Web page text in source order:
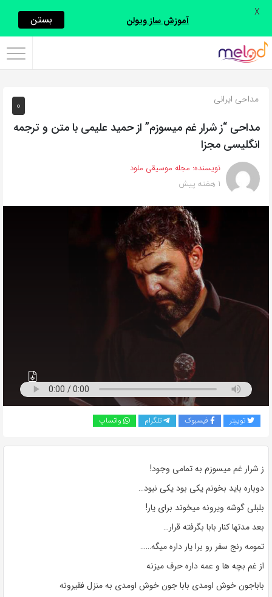
اشتراک
با
روش‌های
زیر
این
صفحه
را
بگذارید.
0 مداحی ایرانی
مداحی “ز شرار غم میسوزم” از حمید علیمی با متن و ترجمه
انگلیسی مجزا
نویسنده: مجله موسیقی ملود
1 هفته پیش
توییتر فیسبوک تلگرام واتساپ
ز شرار غم میسوزم به تمامی وجود!
دوباره باید بخونم یکی بود یکی نبود…
بلبلی گوشه ویرونه میخوند برای یار!
بعد مدتها کنار بابا بگرفته قرار…
تمومه رنج سفر رو برا یار داره میگه……
از غم بچه ها و عمه داره حرف میزنه
باباجون خوش اومدی بابا جون خوش اومدی به منزل فقیرونه
آموزش ساز ویولن بستن X